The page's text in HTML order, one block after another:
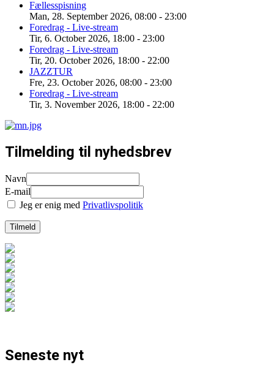
Fællesspisning
Man, 28. September 2026, 08:00 - 23:00
Foredrag - Live-stream
Tir, 6. October 2026, 18:00 - 23:00
Foredrag - Live-stream
Tir, 20. October 2026, 18:00 - 22:00
JAZZTUR
Fre, 23. October 2026, 08:00 - 23:00
Foredrag - Live-stream
Tir, 3. November 2026, 18:00 - 22:00
Tilmelding til nyhedsbrev
Navn
E-mail
Jeg er enig med Privatlivspolitik
Seneste nyt